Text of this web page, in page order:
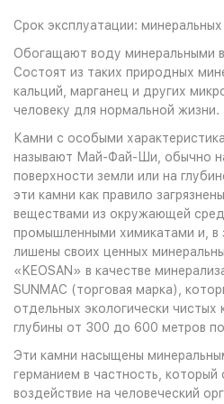
Срок эксплуатации:
Обогащают воду минеральными
Состоят из таких природных
кальций, марганец и других
человеку для нормальной жизни.
Камни с особыми
называют Май-Фай-Ши, обычно
поверхности земли или на
эти камни как правило
веществами из окружающей
промышленными химикатами и, в
лишены своих ценных
«KEOSAN» в качестве
SUNMAC (торговая марка),
отдельных экологически чистых
глубины от 300 до 600 метров
Эти камни насыщены
германием в частность, который
воздействие на человеческий